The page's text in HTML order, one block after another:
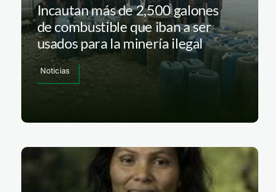
Incautan más de 2,500 galones
de combustible que iban a ser
usados para la minería ilegal
Noticias